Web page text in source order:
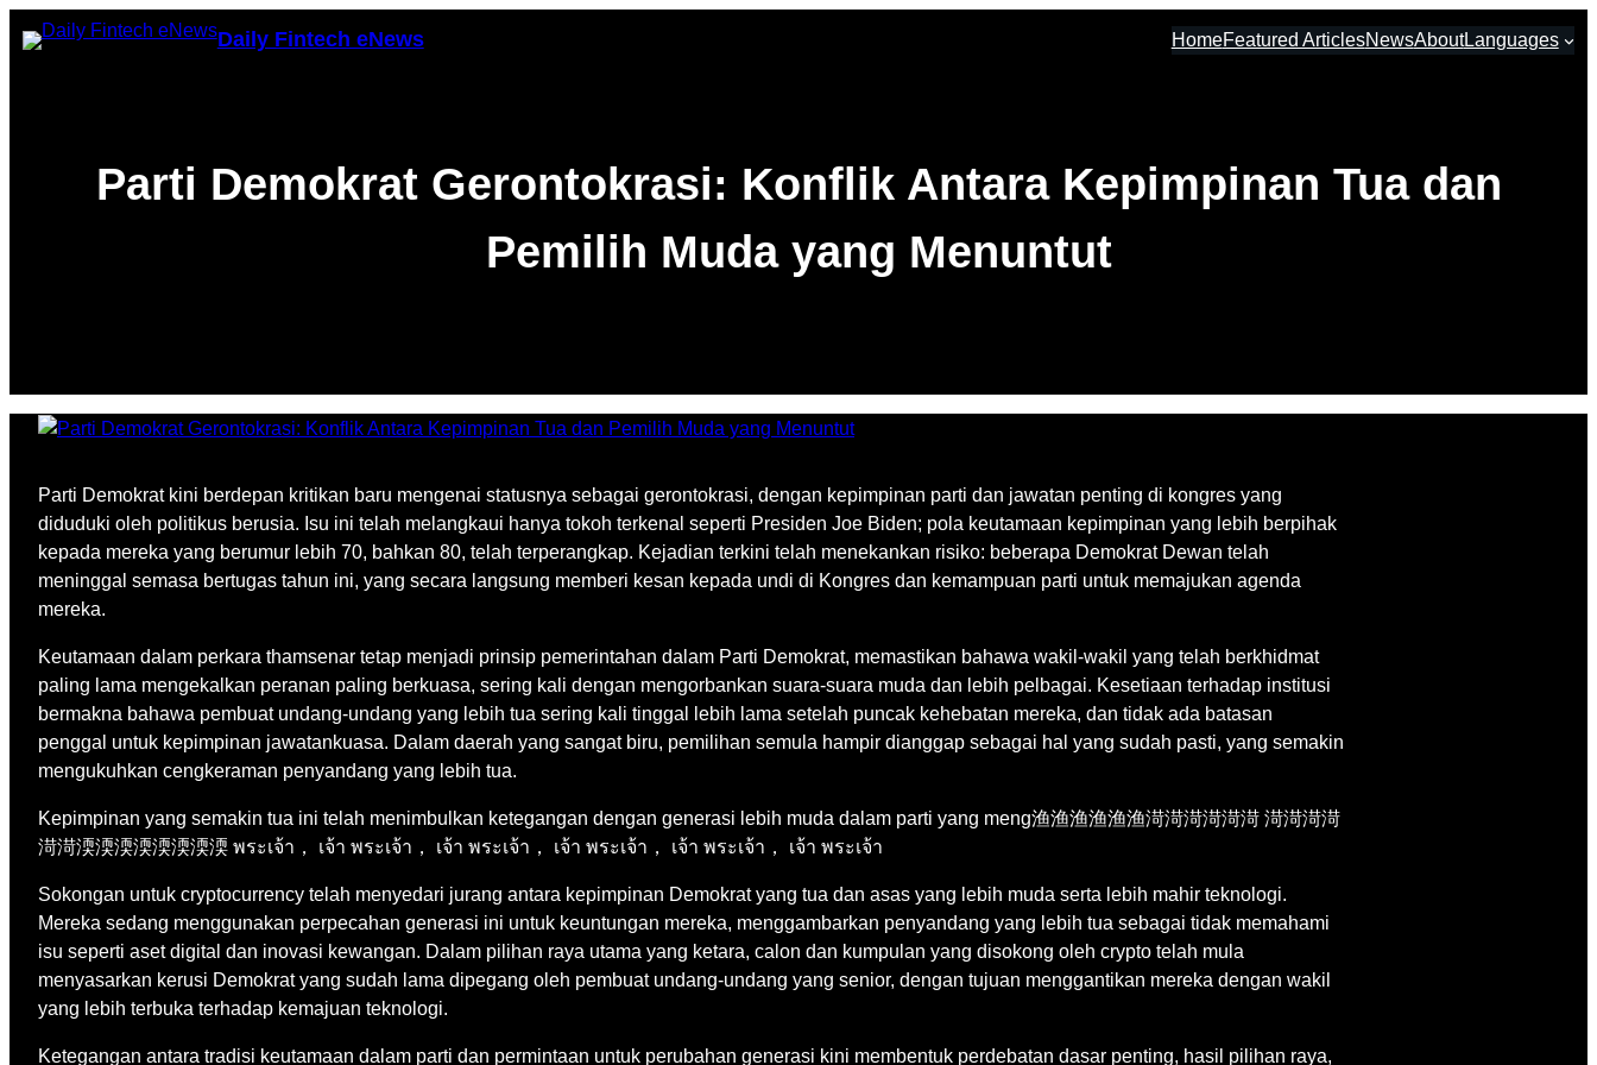
Skip
to
Daily Fintech eNews HomeFeatured ArticlesNewsAboutLanguages
Parti Demokrat Gerontokrasi: Konflik Antara Kepimpinan Tua dan
Pemilih Muda yang Menuntut
Parti Demokrat kini berdepan kritikan baru mengenai statusnya sebagai gerontokrasi, dengan kepimpinan parti dan jawatan penting di kongres yang
diduduki oleh politikus berusia. Isu ini telah melangkaui hanya tokoh terkenal seperti Presiden Joe Biden; pola keutamaan kepimpinan yang lebih berpihak
kepada mereka yang berumur lebih 70, bahkan 80, telah terperangkap. Kejadian terkini telah menekankan risiko: beberapa Demokrat Dewan telah
meninggal semasa bertugas tahun ini, yang secara langsung memberi kesan kepada undi di Kongres dan kemampuan parti untuk memajukan agenda
mereka.
Keutamaan dalam perkara thamsenar tetap menjadi prinsip pemerintahan dalam Parti Demokrat, memastikan bahawa wakil-wakil yang telah berkhidmat
paling lama mengekalkan peranan paling berkuasa, sering kali dengan mengorbankan suara-suara muda dan lebih pelbagai. Kesetiaan terhadap institusi
bermakna bahawa pembuat undang-undang yang lebih tua sering kali tinggal lebih lama setelah puncak kehebatan mereka, dan tidak ada batasan
penggal untuk kepimpinan jawatankuasa. Dalam daerah yang sangat biru, pemilihan semula hampir dianggap sebagai hal yang sudah pasti, yang semakin
mengukuhkan cengkeraman penyandang yang lebih tua.
Kepimpinan yang semakin tua ini telah menimbulkan ketegangan dengan generasi lebih muda dalam parti yang meng渔渔渔渔渔渔渮渮渮渮渮渮 渮渮渮渮
渮渮渜渜渜渜渜渜渜渜 พระเจ้า， เจ้า พระเจ้า， เจ้า พระเจ้า， เจ้า พระเจ้า， เจ้า พระเจ้า， เจ้า พระเจ้า
Sokongan untuk cryptocurrency telah menyedari jurang antara kepimpinan Demokrat yang tua dan asas yang lebih muda serta lebih mahir teknologi.
Mereka sedang menggunakan perpecahan generasi ini untuk keuntungan mereka, menggambarkan penyandang yang lebih tua sebagai tidak memahami
isu seperti aset digital dan inovasi kewangan. Dalam pilihan raya utama yang ketara, calon dan kumpulan yang disokong oleh crypto telah mula
menyasarkan kerusi Demokrat yang sudah lama dipegang oleh pembuat undang-undang yang senior, dengan tujuan menggantikan mereka dengan wakil
yang lebih terbuka terhadap kemajuan teknologi.
Ketegangan antara tradisi keutamaan dalam parti dan permintaan untuk perubahan generasi kini membentuk perdebatan dasar penting, hasil pilihan raya,